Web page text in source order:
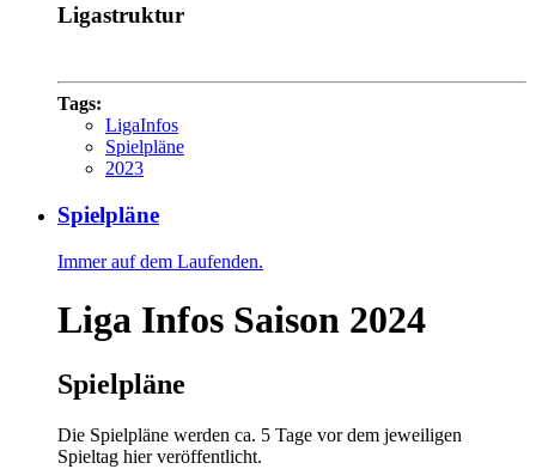
Ligastruktur
Tags:
LigaInfos
Spielpläne
2023
Spielpläne
Immer auf dem Laufenden.
Liga Infos Saison 2024
Spielpläne
Die Spielpläne werden ca. 5 Tage vor dem jeweiligen
Spieltag hier veröffentlicht.